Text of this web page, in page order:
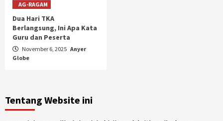
AG-RAGAM
Dua Hari TKA
Berlangsung, Ini Apa Kata
Guru dan Peserta
November 6, 2025 Anyer
Globe
Tentang Website ini